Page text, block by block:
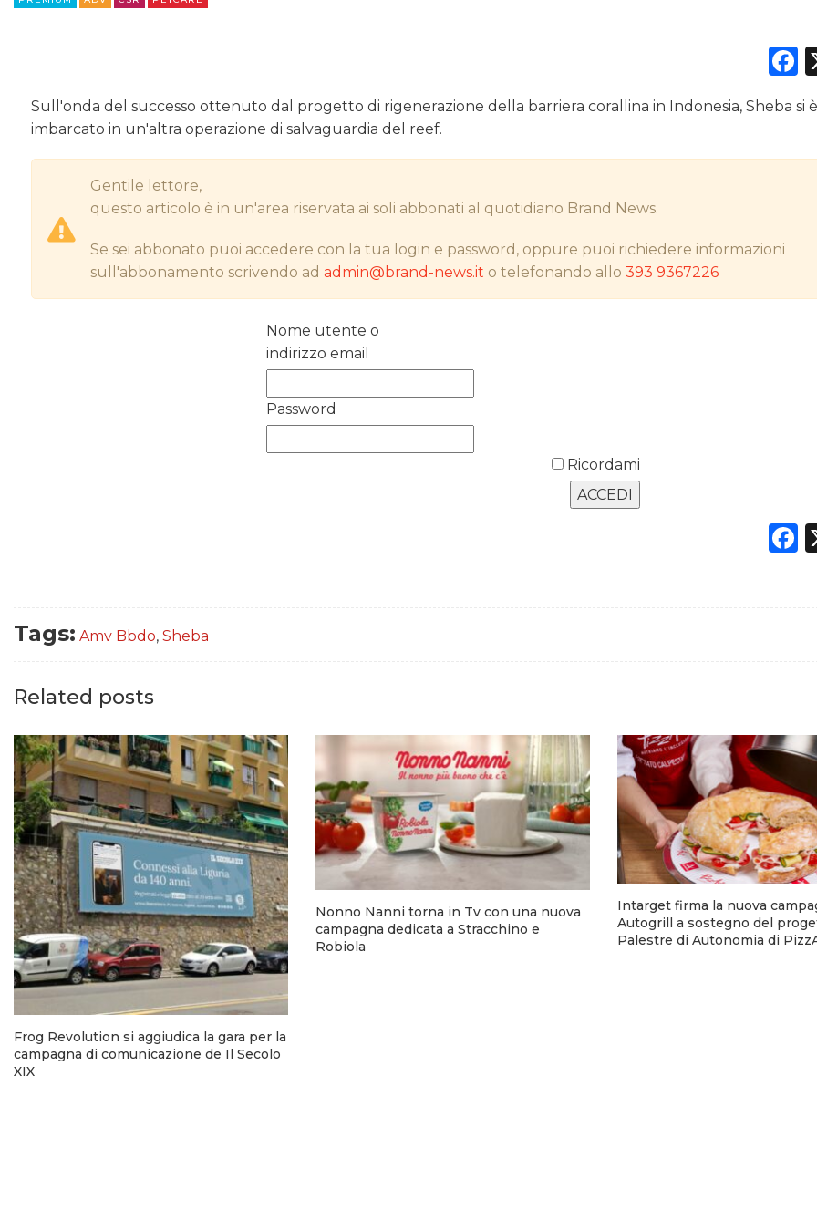
NORMATIVE
TREND
Sull'onda del successo ottenuto dal progetto di rigenerazione della barriera corallina in Indonesia, Sheba si
imbarcato in un'altra operazione di salvaguardia del reef.
Gentile lettore,
questo articolo è in un'area riservata ai soli abbonati al quotidiano Brand News.
Se sei abbonato puoi accedere con la tua login e password, oppure puoi richiedere informazioni
sull'abbonamento scrivendo adadmin@brand-news.it o telefonando allo393 9367226
Nome utente o
indirizzo email
Password
Ricordami
Tags: Amv Bbdo, Sheba
Related posts
Frog Revolution si aggiudica la gara per la
campagna di comunicazione de Il Secolo
XIX
Nonno Nanni torna in Tv con una nuova
campagna dedicata a Stracchino e
Robiola
Intarget firma la nuova
Autogrill a sostegno del
Palestre di Autonomia di